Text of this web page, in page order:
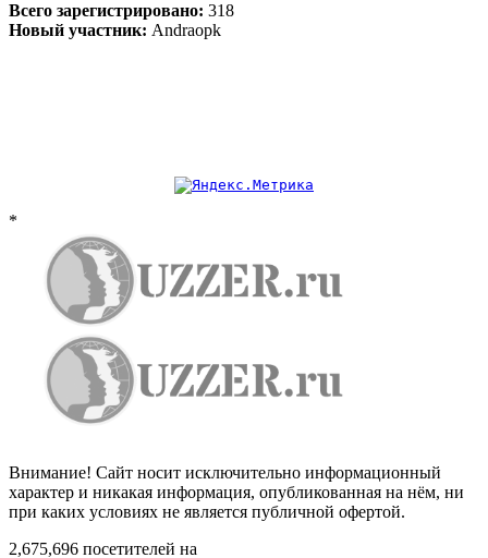
Всего зарегистрировано: 318
Новый участник: Andraopk
*
Внимание! Сайт носит исключительно информационный
характер и никакая информация, опубликованная на нём, ни
при каких условиях не является публичной офертой.
2,675,696 посетителей на